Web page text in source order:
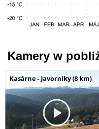
Kamery w
Kasárne - Javorníky (8 km)